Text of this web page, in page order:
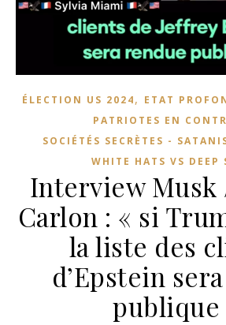
ÉLECTION US 2024, ETAT
PATRIOTES EN
SOCIÉTÉS SECRÈTES -
WHITE HATS VS DEEP
Interview Musk
Carlon : « si
la liste des
d’Epstein
publique